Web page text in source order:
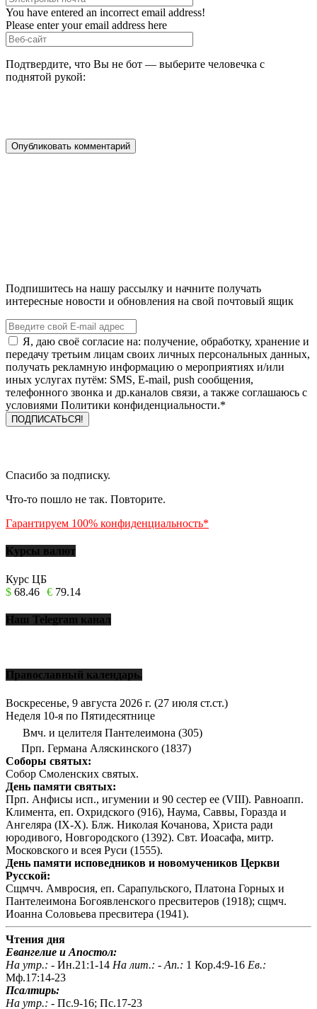
You have entered an incorrect email address!
Please enter your email address here
Подтвердите, что Вы не бот — выберите человечка с
поднятой рукой:
Подпишитесь на нашу рассылку и начните получать
интересные новости и обновления на свой почтовый ящик
Я, даю своё согласие на: получение, обработку, хранение и
передачу третьим лицам своих личных персональных данных,
получать рекламную информацию о мероприятиях и/или
иных услугах путём: SMS, E-mail, push сообщения,
телефонного звонка и др.каналов связи, а также соглашаюсь с
условиями Политики конфиденциальности.*
Спасибо за подписку.
Что-то пошло не так. Повторите.
Гарантируем 100% конфиденциальность*
Курсы валют
Курс ЦБ
$ 68.46 € 79.14
Наш Telegram канал
Православный календарь.
Воскресенье, 9 августа 2026 г. (27 июля ст.ст.)
Неделя 10-я по Пятидесятнице
Вмч. и целителя Пантелеимона (305)
Прп. Германа Аляскинского (1837)
Соборы святых:
Собор Смоленских святых.
День памяти святых:
Прп. Анфисы исп., игумении и 90 сестер ее (VIII). Равноапп.
Климента, еп. Охридского (916), Наума, Саввы, Горазда и
Ангеляра (IX-X). Блж. Николая Кочанова, Христа ради
юродивого, Новгородского (1392). Свт. Иоасафа, митр.
Московского и всея Руси (1555).
День памяти исповедников и новомучеников Церкви
Русской:
Сщмчч. Амвросия, еп. Сарапульского, Платона Горных и
Пантелеимона Богоявленского пресвитеров (1918); сщмч.
Иоанна Соловьева пресвитера (1941).
Чтения дня
Евангелие и Апостол:
На утр.: - Ин.21:1-14 На лит.: - Ап.: 1 Кор.4:9-16 Ев.:
Мф.17:14-23
Псалтирь:
На утр.: - Пс.9-16; Пс.17-23